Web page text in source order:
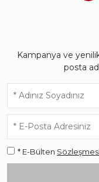
Kampanya ve
posta
* E-Bülten